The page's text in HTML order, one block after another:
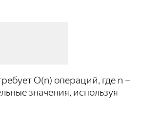
O(n) операций, где n –
значения, используя